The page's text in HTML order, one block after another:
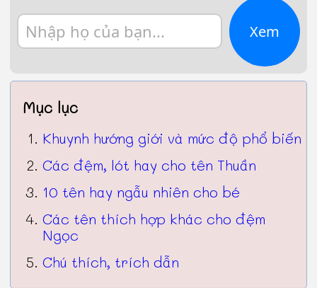
Xem
Mục lục
Khuynh hướng giới và mức độ phổ biến
Các đệm, lót hay cho tên Thuần
10 tên hay ngẫu nhiên cho bé
Các tên thích hợp khác cho đệm
Ngọc
Chú thích, trích dẫn